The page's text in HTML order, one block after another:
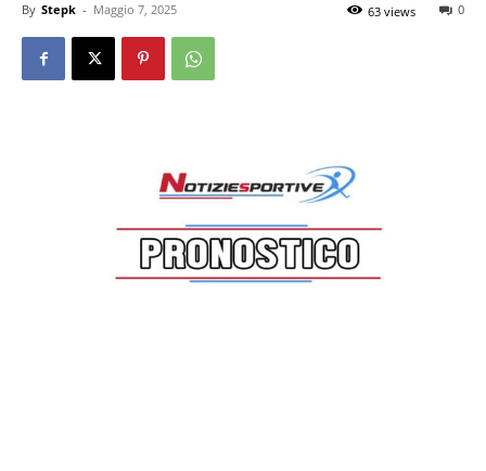
By Stepk - Maggio 7, 2025 0
63 views